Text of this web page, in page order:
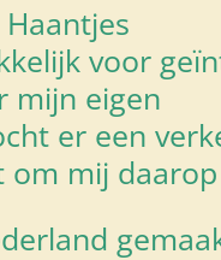
voor
mijn eigen
er een
mij